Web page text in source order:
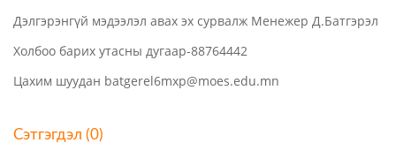
Дэлгэрэнгүй мэдээлэл авах эх сурвалж Менежер Д.Батгэрэл
Холбоо барих утасны дугаар-88764442
Цахим шуудан batgerel6mxp@moes.edu.mn
Сэтгэгдэл (0)